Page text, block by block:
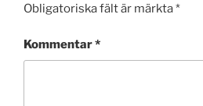
Obligatoriska fält är märkta*
Kommentar*